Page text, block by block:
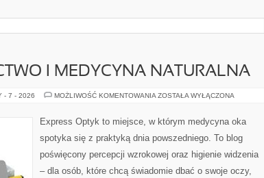
I MEDYCYNA NATURALNA
- 7 - 2026 MOŻLIWOŚĆ KOMENTOWANIA ZIOŁOLECZNICTWO
NATURALNA
ZOSTAŁA WYŁĄCZONA
Express Optyk to miejsce, w którym medycyna oka
spotyka się z praktyką dnia powszedniego. To blog
poświęcony percepcji wzrokowej oraz higienie widzenia
– dla osób, które chcą świadomie dbać o swoje oczy,